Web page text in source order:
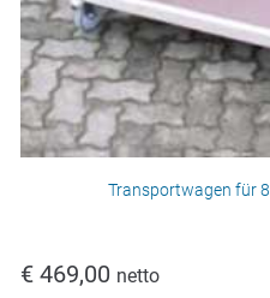
Transportwagen für
€ 469,00 netto